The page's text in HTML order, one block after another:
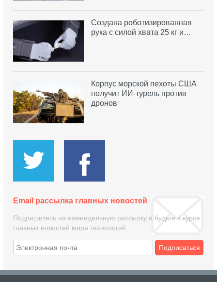
Создана роботизированная
рука с силой хвата 25 кг и…
Корпус морской пехоты США
получит ИИ-турель против
дронов
Email рассылка главных новостей
Подпишитесь на еженедельную рассылку и будьте в курсе
главных новостей мира технологий
Подписаться